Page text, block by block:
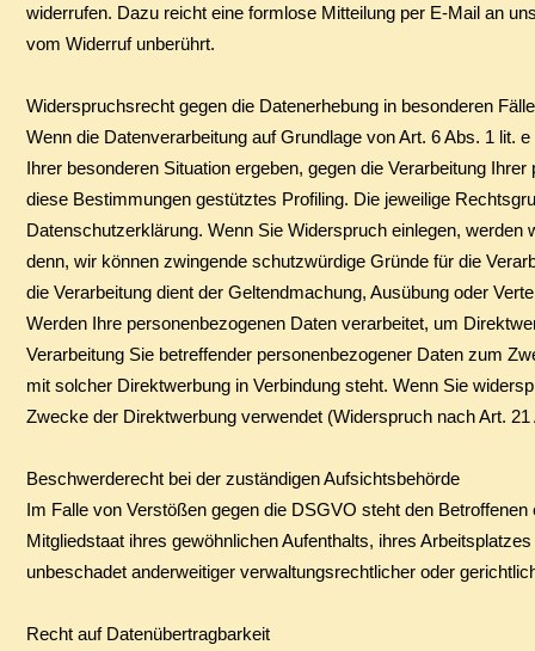
widerrufen. Dazu reicht eine formlose Mitteilung per E-Mail an
vom Widerruf unberührt.
Widerspruchsrecht gegen die Datenerhebung in besonderen
​Wenn die Datenverarbeitung auf Grundlage von Art. 6 Abs. 1 lit.
Ihrer besonderen Situation ergeben, gegen die Verarbeitung
diese Bestimmungen gestütztes Profiling. Die jeweilige
Datenschutzerklärung. Wenn Sie Widerspruch einlegen,
denn, wir können zwingende schutzwürdige Gründe für die
die Verarbeitung dient der Geltendmachung, Ausübung oder
​Werden Ihre personenbezogenen Daten verarbeitet, um
Verarbeitung Sie betreffender personenbezogener Daten zum
mit solcher Direktwerbung in Verbindung steht. Wenn Sie
Zwecke der Direktwerbung verwendet (Widerspruch nach Art.
Beschwerderecht bei der zuständigen Aufsichtsbehörde
​Im Falle von Verstößen gegen die DSGVO steht den
Mitgliedstaat ihres gewöhnlichen Aufenthalts, ihres
unbeschadet anderweitiger verwaltungsrechtlicher oder
Recht auf Datenübertragbarkeit